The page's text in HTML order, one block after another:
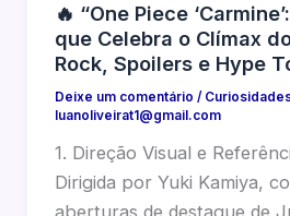
🔥 “One Piece
que Celebra o Clímax
Rock, Spoilers e Hype
Deixe um comentário /
luanoliveirat1@gmail.com
1. Direção Visual e
Dirigida por Yuki Kamiya,